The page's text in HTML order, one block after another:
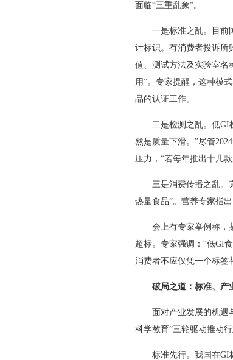
面临“三重乱象”。
一是标准之乱。目前
计标识。有消费者投诉所
值、测试方法及实验室名
用”。专家提醒，这种模
品的认证工作。
二是检测之乱。低GI
然是质量下滑。”尽管
压力，“若每年推出十几
三是消费传播之乱。
热量食品”。营养专家指
会上有专家举例称，
超标。专家强调：“低GI
消费者不应仅凭一个标签
破局之道：标准、产
面对产业发展的机遇
科学教育”三轮驱动推动行
标准先行。我国在GI